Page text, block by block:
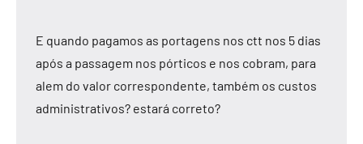
E quando pagamos as portagens nos ctt nos 5 dias
após a passagem nos pórticos e nos cobram, para
alem do valor correspondente, também os custos
administrativos? estará correto?